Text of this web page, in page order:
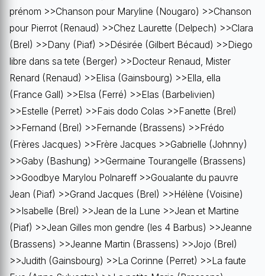
prénom >>Chanson pour Maryline (Nougaro) >>Chanson
pour Pierrot (Renaud) >>Chez Laurette (Delpech) >>Clara
(Brel) >>Dany (Piaf) >>Désirée (Gilbert Bécaud) >>Diego
libre dans sa tete (Berger) >>Docteur Renaud, Mister
Renard (Renaud) >>Elisa (Gainsbourg) >>Ella, ella
(France Gall) >>Elsa (Ferré) >>Elas (Barbelivien)
>>Estelle (Perret) >>Fais dodo Colas >>Fanette (Brel)
>>Fernand (Brel) >>Fernande (Brassens) >>Frédo
(Frères Jacques) >>Frère Jacques >>Gabrielle (Johnny)
>>Gaby (Bashung) >>Germaine Tourangelle (Brassens)
>>Goodbye Marylou Polnareff >>Goualante du pauvre
Jean (Piaf) >>Grand Jacques (Brel) >>Hélène (Voisine)
>>Isabelle (Brel) >>Jean de la Lune >>Jean et Martine
(Piaf) >>Jean Gilles mon gendre (les 4 Barbus) >>Jeanne
(Brassens) >>Jeanne Martin (Brassens) >>Jojo (Brel)
>>Judith (Gainsbourg) >>La Corinne (Perret) >>La faute